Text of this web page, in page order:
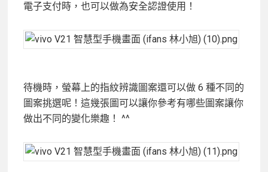
電子支付時，也可以做為安全認證使用！
待機時，螢幕上的指紋辨識圖案還可以做 6 種不同的
圖案挑選呢！這幾張圖可以讓你參考有哪些圖案讓你
做出不同的變化樂趣！ ^^